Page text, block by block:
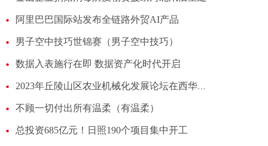
阿里巴巴国际站发布全链路外贸AI产品
男子空中技巧世锦赛（男子空中技巧）
数据入表施行在即 数据资产化时代开启
不顾一切付出所有温柔（有温柔）
总投资685亿元！日照190个项目集中开工